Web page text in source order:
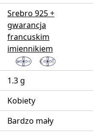
Srebro 925 +
gwarancja
francuskim
imiennikiem
1.3 g
Kobiety
Bardzo mały